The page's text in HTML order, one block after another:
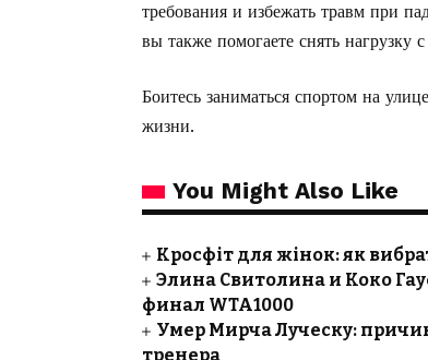
требования и избежать травм при
вы также помогаете снять нагрузку
Боитесь заниматься спортом на
жизни.
You Might Also Like
Кросфіт для жінок: як
Элина Свитолина и Коко
финал WTA1000
Умер Мирча Луческу:
тренера